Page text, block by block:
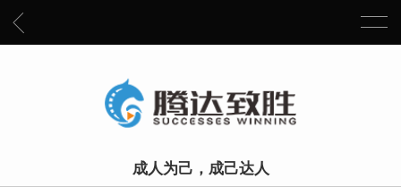
成人为己，成己达人